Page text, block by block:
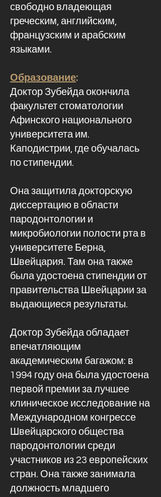
свободно владеющая
греческим, английским,
французским и арабским
языками.
Образование:
Доктор Зубейда окончила
факультет стоматологии
Афинского национального
университета им.
Каподистрии, где обучалась
по стипендии.
Она защитила докторскую
диссертацию в области
пародонтологии и
микробиологии полости рта в
университете Берна,
Швейцария. Там она также
была удостоена стипендии от
правительства Швейцарии за
выдающиеся результаты.
Доктор Зубейда обладает
впечатляющим
академическим багажом: в
1994 году она была удостоена
первой премии за лучшее
клиническое исследование на
Международном конгрессе
Швейцарского общества
пародонтологии среди
участников из 23 европейских
стран. Она также занимала
должность младшего